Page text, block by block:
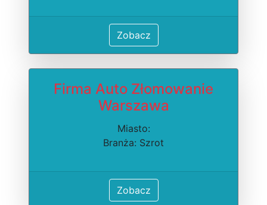
Zobacz
Firma Auto Złomowanie
Warszawa
Miasto:
Branża: Szrot
Zobacz